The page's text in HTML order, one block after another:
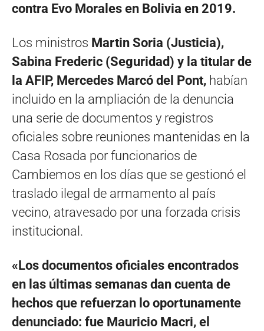
contra Evo Morales en Bolivia en 2019.
Los ministros Martin Soria (Justicia),
Sabina Frederic (Seguridad) y la titular de
la AFIP, Mercedes Marcó del Pont, habían
incluido en la ampliación de la denuncia
una serie de documentos y registros
oficiales sobre reuniones mantenidas en la
Casa Rosada por funcionarios de
Cambiemos en los días que se gestionó el
traslado ilegal de armamento al país
vecino, atravesado por una forzada crisis
institucional.
«Los documentos oficiales encontrados
en las últimas semanas dan cuenta de
hechos que refuerzan lo oportunamente
denunciado: fue Mauricio Macri, el